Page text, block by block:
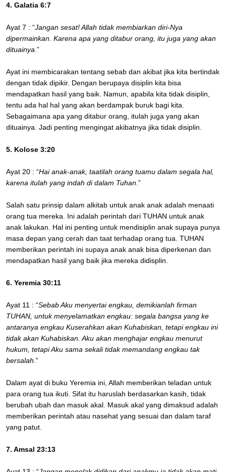
4. Galatia 6:7
Ayat 7 : “Jangan sesat! Allah tidak membiarkan diri-Nya
dipermainkan. Karena apa yang ditabur orang, itu juga yang akan
dituainya .”
Ayat ini membicarakan tentang sebab dan akibat jika kita bertindak
dengan tidak dipikir. Dengan berupaya disiplin kita bisa
mendapatkan hasil yang baik. Namun, apabila kita tidak disiplin,
tentu ada hal hal yang akan berdampak buruk bagi kita.
Sebagaimana apa yang ditabur orang, itulah juga yang akan
dituainya. Jadi penting mengingat akibatnya jika tidak disiplin.
5. Kolose 3:20
Ayat 20 : “Hai anak-anak, taatilah orang tuamu dalam segala hal,
karena itulah yang indah di dalam Tuhan .”
Salah satu prinsip dalam alkitab untuk anak anak adalah menaati
orang tua mereka. Ini adalah perintah dari TUHAN untuk anak
anak lakukan. Hal ini penting untuk mendisiplin anak supaya punya
masa depan yang cerah dan taat terhadap orang tua. TUHAN
memberikan perintah ini supaya anak anak bisa diperkenan dan
mendapatkan hasil yang baik jika mereka didisplin.
6. Yeremia 30:11
Ayat 11 : “Sebab Aku menyertai engkau, demikianlah firman
TUHAN, untuk menyelamatkan engkau: segala bangsa yang ke
antaranya engkau Kuserahkan akan Kuhabiskan, tetapi engkau ini
tidak akan Kuhabiskan. Aku akan menghajar engkau menurut
hukum, tetapi Aku sama sekali tidak memandang engkau tak
bersalah .”
Dalam ayat di buku Yeremia ini, Allah memberikan teladan untuk
para orang tua ikuti. Sifat itu haruslah berdasarkan kasih, tidak
berubah ubah dan masuk akal. Masuk akal yang dimaksud adalah
memberikan perintah atau nasehat yang sesuai dan dalam taraf
yang patut.
7. Amsal 23:13